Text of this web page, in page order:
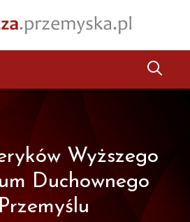
Wyższego
Duchownego